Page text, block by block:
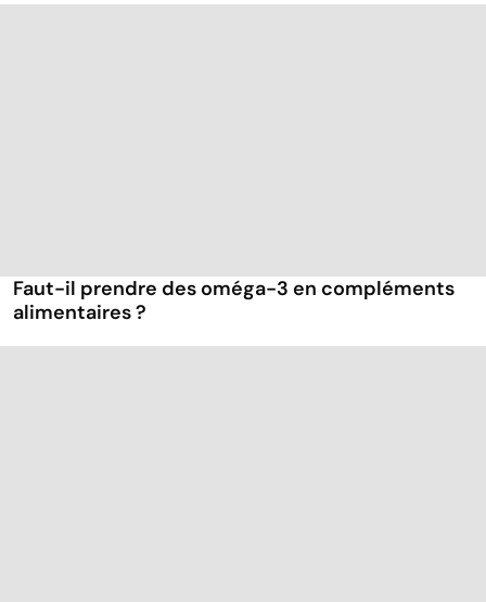
Faut-il prendre des oméga-3 en compléments
alimentaires ?